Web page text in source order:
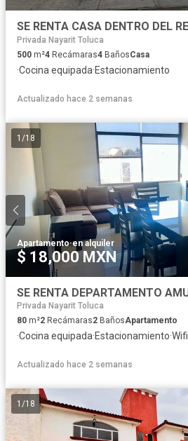
Privada Nayarit Toluca
500 m²4 Recámaras4 BañosCasa
·Cocina equipada·Estacionamiento
Actualizado hace 2 semanas
1 /18
Apartamento·en alquiler
$ 18,000 MXN
Privada Nayarit Toluca
80 m²2 Recámaras2 BañosApartamento
·Cocina equipada·Estacionamiento·Wifi
Actualizado hace 2 semanas
1 /18